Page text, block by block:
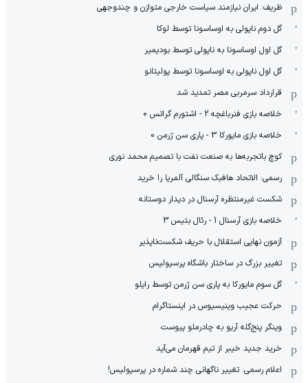
ظریف: ایران نیازمند سیاست خارجی متوازن و چندوجهی
گل دوم ناپولی به اوساسونا توسط لوکا
گل اول اوساسونا به ناپولی توسط بودیمیر
گل اول ناپولی به اوساسونا توسط پولیتانو
قرارداد سرمربی مصر تمدید شد
خلاصه بازی فنرباغچه 2 - اشتورم گراتس 0
خلاصه بازی مایورکا 3 - پاری سن ژرمن 0
کوچ باتجربه‌ها به صنعت نفت با تصمیم محمد نوری
رسمی: الاتحاد هافبک سنگالی آلمریا را خرید
شکست غیرمنتظره آرسنال در دیدار دوستانه
خلاصه بازی آرسنال 1 - رئال بتیس 3
آزمون نهایی استقلال با حریف شکست‌ناپذیر
تغییر بزرگ در ساختار باشگاه پرسپولیس
گل سوم مایورکا به پاری سن ژرمن توسط رایلو
حرکت عجیب وینیسیوس در اینستاگرام
وینگر پنج‌گله آریو به چادرملو پیوست
خرید جدید خیبر از تیم قهرمان می‌آید
اعلام رسمی: تغییر ناگهانی چند شماره در پرسپولیس!